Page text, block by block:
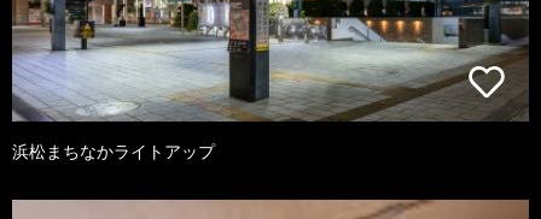
浜松まちなかライトアップ